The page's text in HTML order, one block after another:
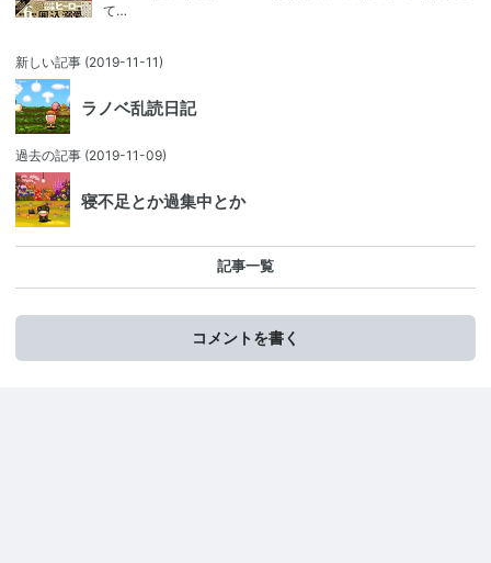
て…
新しい記事 (2019-11-11)
ラノベ乱読日記
過去の記事 (2019-11-09)
寝不足とか過集中とか
記事一覧
コメントを書く